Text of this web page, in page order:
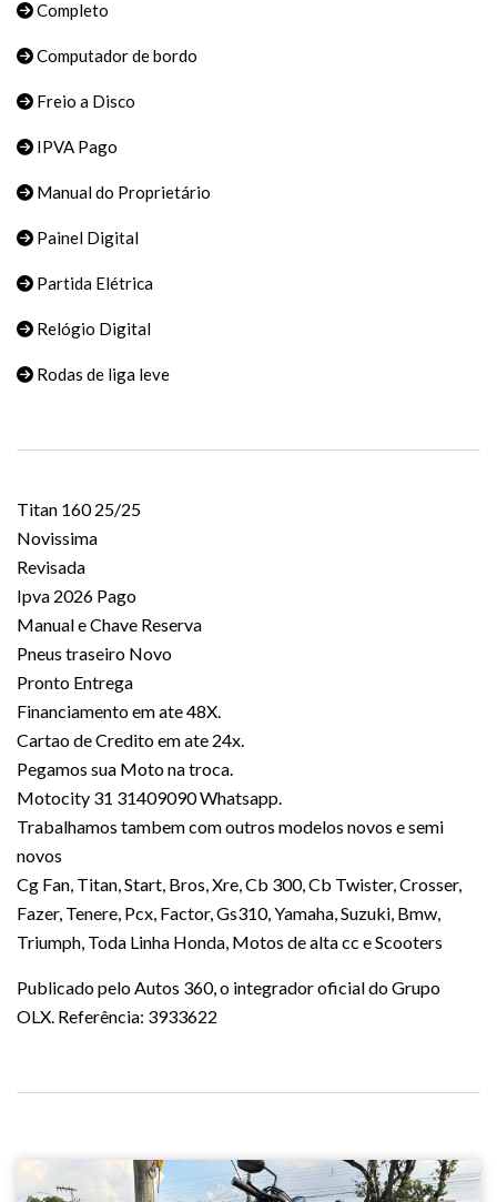
Completo
Computador de bordo
Freio a Disco
IPVA Pago
Manual do Proprietário
Painel Digital
Partida Elétrica
Relógio Digital
Rodas de liga leve
Titan 160 25/25
Novissima
Revisada
Ipva 2026 Pago
Manual e Chave Reserva
Pneus traseiro Novo
Pronto Entrega
Financiamento em ate 48X.
Cartao de Credito em ate 24x.
Pegamos sua Moto na troca.
Motocity 31 31409090 Whatsapp.
Trabalhamos tambem com outros modelos novos e semi
novos
Cg Fan, Titan, Start, Bros, Xre, Cb 300, Cb Twister, Crosser,
Fazer, Tenere, Pcx, Factor, Gs310, Yamaha, Suzuki, Bmw,
Triumph, Toda Linha Honda, Motos de alta cc e Scooters
Publicado pelo Autos 360, o integrador oficial do Grupo
OLX. Referência: 3933622